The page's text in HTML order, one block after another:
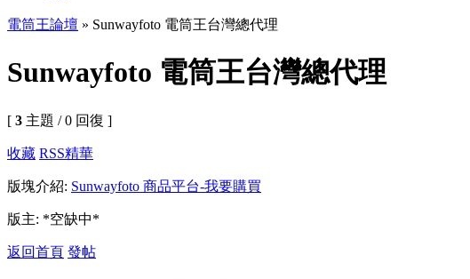
電筒王論壇 » Sunwayfoto 電筒王台灣總代理
Sunwayfoto 電筒王台灣總代理
[ 3 主題 / 0 回復 ]
收藏 RSS精華
版塊介紹: Sunwayfoto 商品平台-我要購買
版主: *空缺中*
返回首頁 發帖